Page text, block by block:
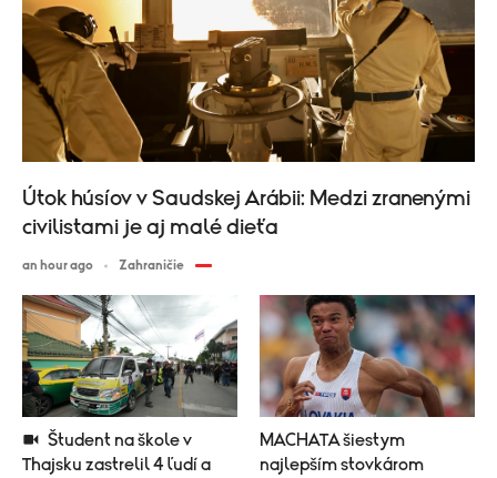
Thajsku zastrelil 4 ľudí a
MACHATA šiestym
najlepším stovkárom
Útok húsíov v Saudskej Arábii: Medzi zranenými
civilistami je aj malé dieťa
an hour ago Zahraničie